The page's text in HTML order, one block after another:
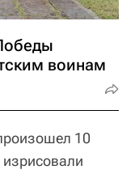
воинам
10